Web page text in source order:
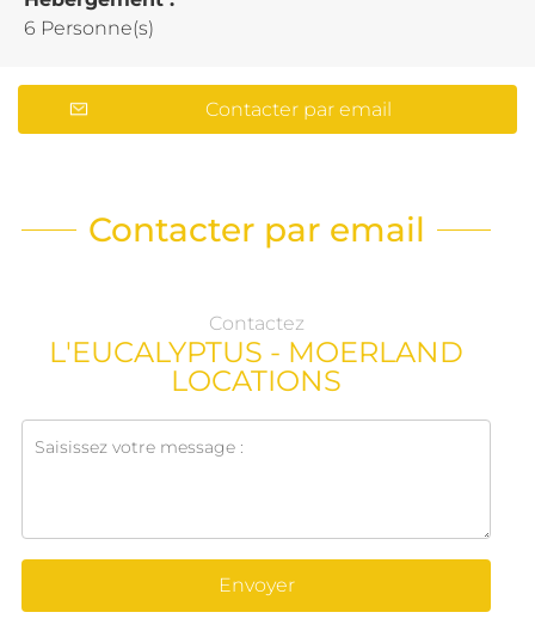
6 Personne(s)
Contacter par email
Contacter par email
Contactez
L'EUCALYPTUS - MOERLAND
LOCATIONS
Envoyer